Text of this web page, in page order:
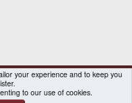
Help Home
your experience and to keep you
to our use of cookies.